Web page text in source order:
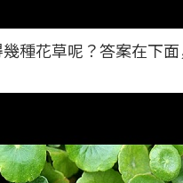
種花草呢？答案在下